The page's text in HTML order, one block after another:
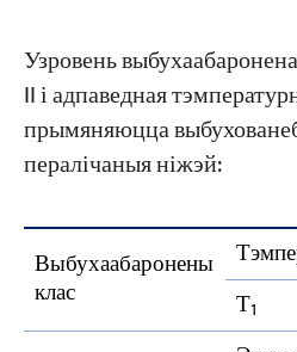
Узровень
II і адпаведная
прымяняюцца
пералічаныя ніжэй:
Выбухаабаронены
клас
Т1